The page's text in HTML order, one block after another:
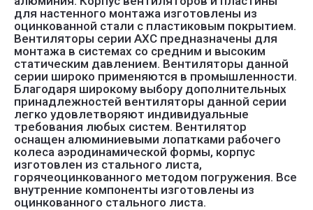
для настенного монтажа изготовлены из
оцинкованной стали с пластиковым покрытием.
Вентиляторы серии AXC предназначены для
монтажа в системах со средним и высоким
статическим давлением. Вентиляторы данной
серии широко применяются в промышленности.
Благодаря широкому выбору дополнительных
принадлежностей вентиляторы данной серии
легко удовлетворяют индивидуальные
требования любых систем. Вентилятор
оснащен алюминиевыми лопатками рабочего
колеса аэродинамической формы, корпус
изготовлен из стального листа,
горячеоцинкованного методом погружения. Все
внутренние компоненты изготовлены из
оцинкованного стального листа.